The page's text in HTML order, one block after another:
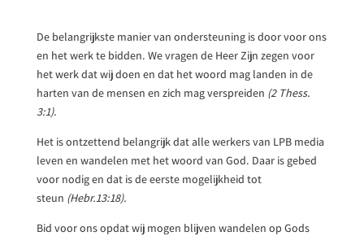
De belangrijkste manier van ondersteuning is door voor ons
en het werk te bidden. We vragen de Heer Zijn zegen voor
het werk dat wij doen en dat het woord mag landen in de
harten van de mensen en zich mag verspreiden (2 Thess.
3:1).
Het is ontzettend belangrijk dat alle werkers van LPB media
leven en wandelen met het woord van God. Daar is gebed
voor nodig en dat is de eerste mogelijkheid tot
steun (Hebr.13:18).
Bid voor ons opdat wij mogen blijven wandelen op Gods